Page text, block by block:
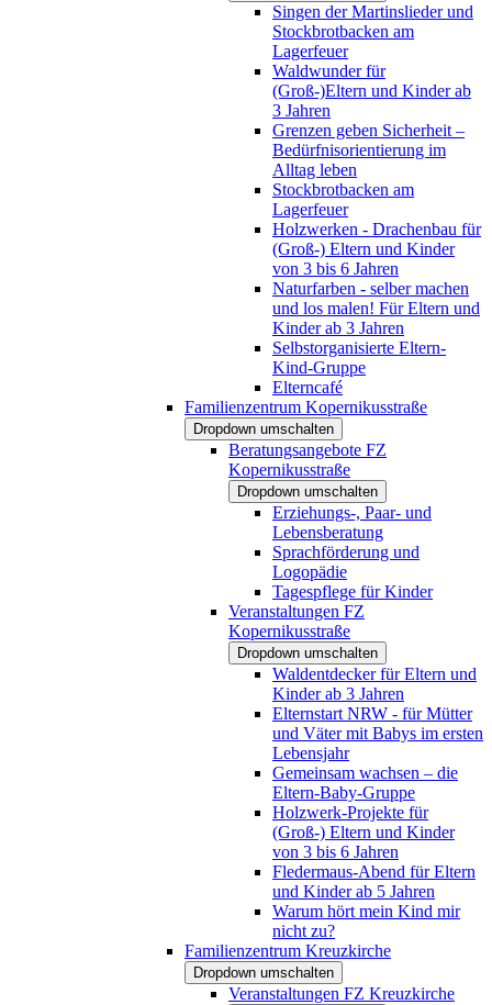
Singen der Martinslieder und
Stockbrotbacken am
Lagerfeuer
Waldwunder für
(Groß-)Eltern und Kinder ab
3 Jahren
Grenzen geben Sicherheit –
Bedürfnisorientierung im
Alltag leben
Stockbrotbacken am
Lagerfeuer
Holzwerken - Drachenbau für
(Groß-) Eltern und Kinder
von 3 bis 6 Jahren
Naturfarben - selber machen
und los malen! Für Eltern und
Kinder ab 3 Jahren
Selbstorganisierte Eltern-
Kind-Gruppe
Elterncafé
Familienzentrum Kopernikusstraße
Dropdown umschalten
Beratungsangebote FZ
Kopernikusstraße
Dropdown umschalten
Erziehungs-, Paar- und
Lebensberatung
Sprachförderung und
Logopädie
Tagespflege für Kinder
Veranstaltungen FZ
Kopernikusstraße
Dropdown umschalten
Waldentdecker für Eltern und
Kinder ab 3 Jahren
Elternstart NRW - für Mütter
und Väter mit Babys im ersten
Lebensjahr
Gemeinsam wachsen – die
Eltern-Baby-Gruppe
Holzwerk-Projekte für
(Groß-) Eltern und Kinder
von 3 bis 6 Jahren
Fledermaus-Abend für Eltern
und Kinder ab 5 Jahren
Warum hört mein Kind mir
nicht zu?
Familienzentrum Kreuzkirche
Dropdown umschalten
Veranstaltungen FZ Kreuzkirche